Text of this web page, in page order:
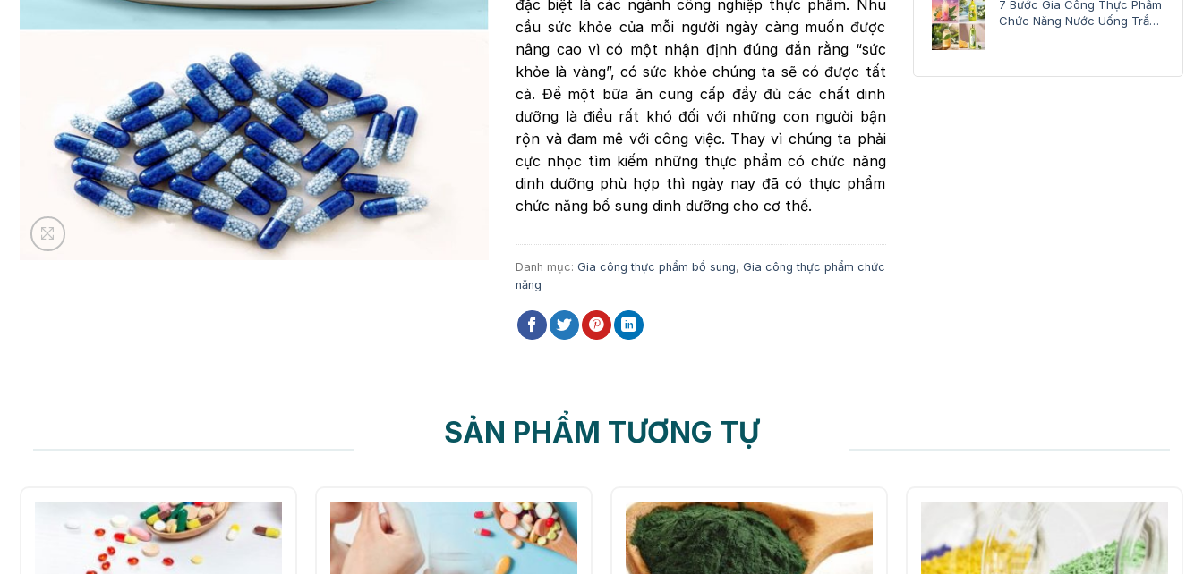
đặc biệt là các ngành công nghiệp thực phẩm. Nhu
cầu sức khỏe của mỗi người ngày càng muốn được
nâng cao vì có một nhận định đúng đắn rằng “sức
khỏe là vàng”, có sức khỏe chúng ta sẽ có được tất
cả. Để một bữa ăn cung cấp đầy đủ các chất dinh
dưỡng là điều rất khó đối với những con người bận
rộn và đam mê với công việc. Thay vì chúng ta phải
cực nhọc tìm kiếm những thực phẩm có chức năng
dinh dưỡng phù hợp thì ngày nay đã có thực phẩm
chức năng bổ sung dinh dưỡng cho cơ thể.
Danh mục:Gia công thực phẩm bổ sung,Gia công thực phẩm chức
năng
7 Bước Gia Công Thực Phẩm
Chức Năng Nước Uống Trắng
SẢN PHẨM TƯƠNG TỰ